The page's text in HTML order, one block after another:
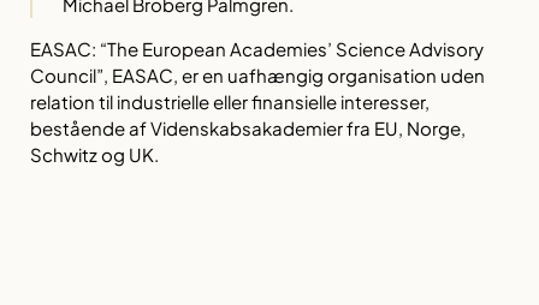
EASAC: “The European Academies’ Science Advisory
Council”, EASAC, er en uafhængig organisation uden
relation til industrielle eller finansielle interesser,
bestående af Videnskabsakademier fra EU, Norge,
Schwitz og UK.